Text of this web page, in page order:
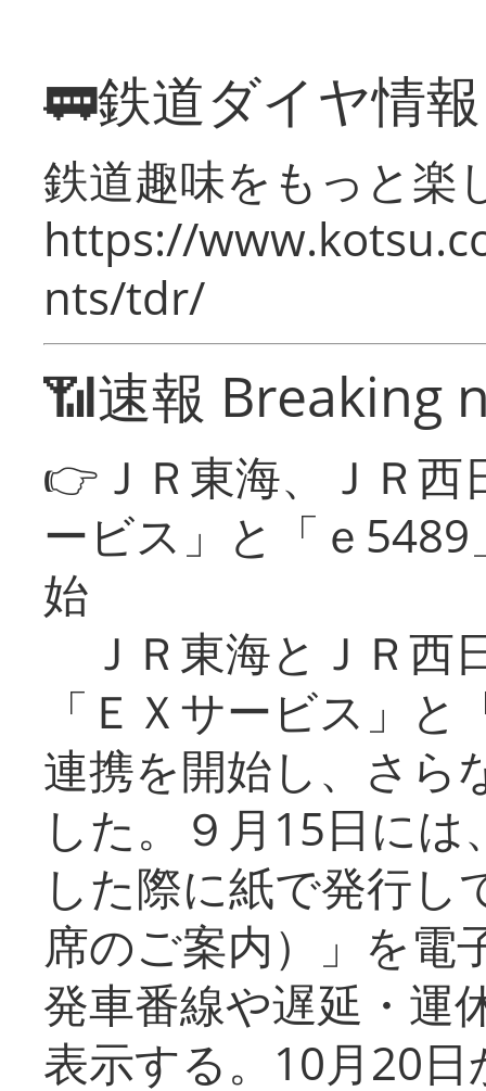
🚃鉄道ダイヤ情
鉄道趣味をもっと楽
https://
nts/tdr/
📶速報 Breaking
👉ＪＲ東海、ＪＲ
ービス」と「ｅ
始
ＪＲ東海とＪＲ西
「ＥＸサービス」
連携を開始し、さら
した。９月15日に
した際に紙で発行し
席のご案内）」を電
発車番線や遅延・運
表示する。10月20